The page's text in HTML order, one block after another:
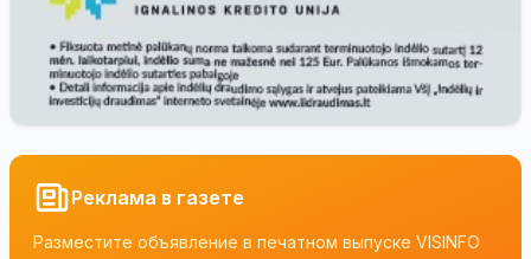
Реклама в газете
Разместите объявление в печатном выпуске VISINFO